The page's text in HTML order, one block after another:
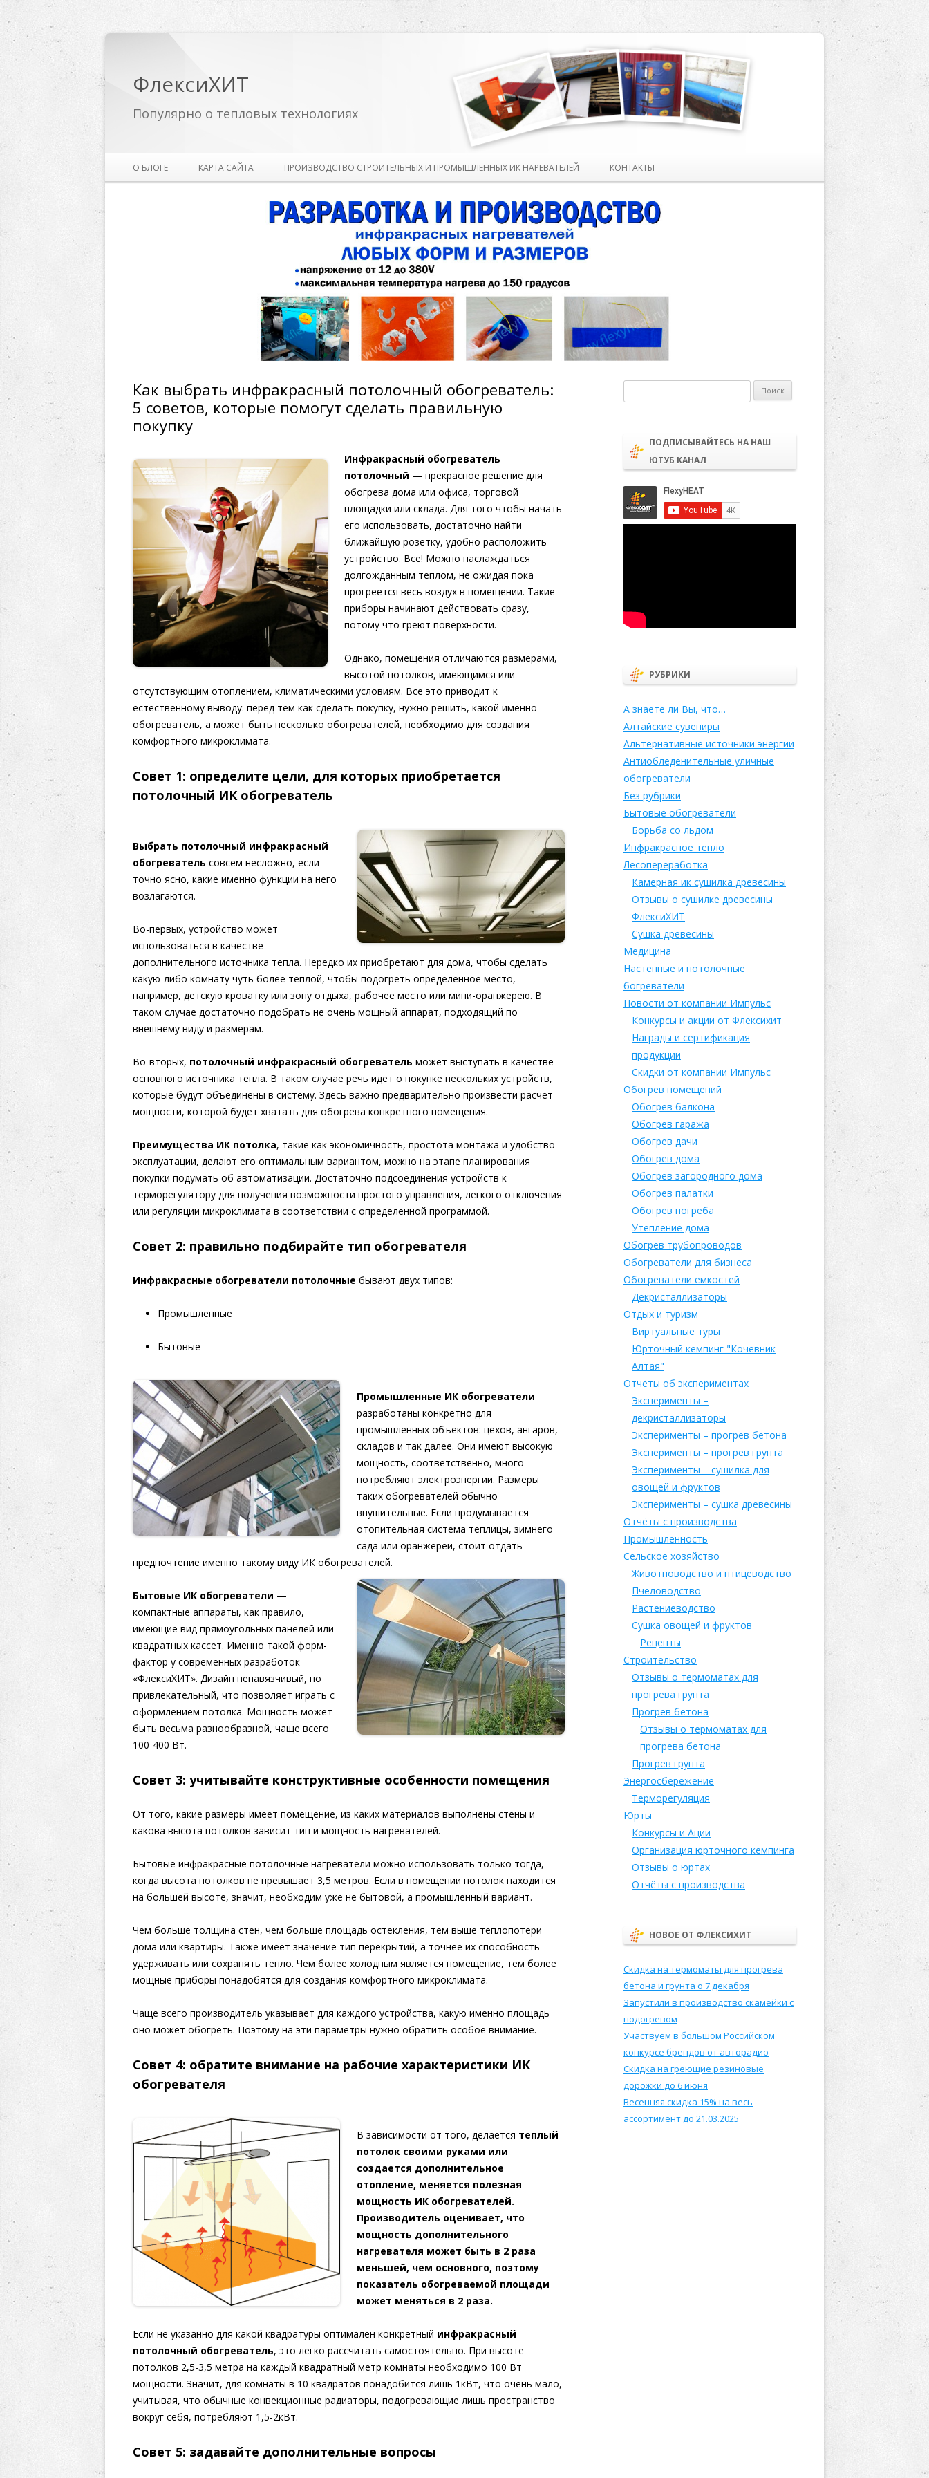
ФлексиХИТ
Популярно о тепловых технологиях
О БЛОГЕ КАРТА САЙТА ПРОИЗВОДСТВО СТРОИТЕЛЬНЫХ И ПРОМЫШЛЕННЫХ ИК НАРЕВАТЕЛЕЙ КОНТАКТЫ
Как выбрать инфракрасный потолочный обогреватель:
5 советов, которые помогут сделать правильную
покупку
Инфракрасный обогреватель
потолочный — прекрасное решение для
обогрева дома или офиса, торговой
площадки или склада. Для того чтобы начать
его использовать, достаточно найти
ближайшую розетку, удобно расположить
устройство. Все! Можно наслаждаться
долгожданным теплом, не ожидая пока
прогреется весь воздух в помещении. Такие
приборы начинают действовать сразу,
потому что греют поверхности.
Однако, помещения отличаются размерами,
высотой потолков, имеющимся или
отсутствующим отоплением, климатическими условиям. Все это приводит к
естественному выводу: перед тем как сделать покупку, нужно решить, какой именно
обогреватель, а может быть несколько обогревателей, необходимо для создания
комфортного микроклимата.
Совет 1: определите цели, для которых приобретается
потолочный ИК обогреватель
Выбрать потолочный инфракрасный
обогреватель совсем несложно, если
точно ясно, какие именно функции на него
возлагаются.
Во-первых, устройство может
использоваться в качестве
дополнительного источника тепла. Нередко их приобретают для дома, чтобы сделать
какую-либо комнату чуть более теплой, чтобы подогреть определенное место,
например, детскую кроватку или зону отдыха, рабочее место или мини-оранжерею. В
таком случае достаточно подобрать не очень мощный аппарат, подходящий по
внешнему виду и размерам.
Во-вторых, потолочный инфракрасный обогреватель может выступать в качестве
основного источника тепла. В таком случае речь идет о покупке нескольких устройств,
которые будут объединены в систему. Здесь важно предварительно произвести расчет
мощности, которой будет хватать для обогрева конкретного помещения.
Преимущества ИК потолка, такие как экономичность, простота монтажа и удобство
эксплуатации, делают его оптимальным вариантом, можно на этапе планирования
покупки подумать об автоматизации. Достаточно подсоединения устройств к
терморегулятору для получения возможности простого управления, легкого отключения
или регуляции микроклимата в соответствии с определенной программой.
Совет 2: правильно подбирайте тип обогревателя
Инфракрасные обогреватели потолочные бывают двух типов:
Промышленные
Бытовые
Промышленные ИК обогреватели
разработаны конкретно для
промышленных объектов: цехов, ангаров,
складов и так далее. Они имеют высокую
мощность, соответственно, много
потребляют электроэнергии. Размеры
таких обогревателей обычно
внушительные. Если продумывается
отопительная система теплицы, зимнего
сада или оранжереи, стоит отдать
предпочтение именно такому виду ИК обогревателей.
Бытовые ИК обогреватели —
компактные аппараты, как правило,
имеющие вид прямоугольных панелей или
квадратных кассет. Именно такой форм-
фактор у современных разработок
«ФлексиХИТ». Дизайн ненавязчивый, но
привлекательный, что позволяет играть с
оформлением потолка. Мощность может
быть весьма разнообразной, чаще всего
100-400 Вт.
Совет 3: учитывайте конструктивные особенности помещения
От того, какие размеры имеет помещение, из каких материалов выполнены стены и
какова высота потолков зависит тип и мощность нагревателей.
Бытовые инфракрасные потолочные нагреватели можно использовать только тогда,
когда высота потолков не превышает 3,5 метров. Если в помещении потолок находится
на большей высоте, значит, необходим уже не бытовой, а промышленный вариант.
Чем больше толщина стен, чем больше площадь остекления, тем выше теплопотери
дома или квартиры. Также имеет значение тип перекрытий, а точнее их способность
удерживать или сохранять тепло. Чем более холодным является помещение, тем более
мощные приборы понадобятся для создания комфортного микроклимата.
Чаще всего производитель указывает для каждого устройства, какую именно площадь
оно может обогреть. Поэтому на эти параметры нужно обратить особое внимание.
Совет 4: обратите внимание на рабочие характеристики ИК
обогревателя
В зависимости от того, делается теплый
потолок своими руками или
создается дополнительное
отопление, меняется полезная
мощность ИК обогревателей.
Производитель оценивает, что
мощность дополнительного
нагревателя может быть в 2 раза
меньшей, чем основного, поэтому
показатель обогреваемой площади
может меняться в 2 раза.
Если не указанно для какой квадратуры оптимален конкретный инфракрасный
потолочный обогреватель, это легко рассчитать самостоятельно. При высоте
потолков 2,5-3,5 метра на каждый квадратный метр комнаты необходимо 100 Вт
мощности. Значит, для комнаты в 10 квадратов понадобится лишь 1кВт, что очень мало,
учитывая, что обычные конвекционные радиаторы, подогревающие лишь пространство
вокруг себя, потребляют 1,5-2кВт.
Совет 5: задавайте дополнительные вопросы
ПОДПИСЫВАЙТЕСЬ НА НАШ
ЮТУБ КАНАЛ
РУБРИКИ
А знаете ли Вы, что…
Алтайские сувениры
Альтернативные источники энергии
Антиобледенительные уличные
обогреватели
Без рубрики
Бытовые обогреватели
Борьба со льдом
Инфракрасное тепло
Лесопереработка
Камерная ик сушилка древесины
Отзывы о сушилке древесины
ФлексиХИТ
Сушка древесины
Медицина
Настенные и потолочные
богреватели
Новости от компании Импульс
Конкурсы и акции от Флексихит
Награды и сертификация
продукции
Скидки от компании Импульс
Обогрев помещений
Обогрев балкона
Обогрев гаража
Обогрев дачи
Обогрев дома
Обогрев загородного дома
Обогрев палатки
Обогрев погреба
Утепление дома
Обогрев трубопроводов
Обогреватели для бизнеса
Обогреватели емкостей
Декристаллизаторы
Отдых и туризм
Виртуальные туры
Юрточный кемпинг "Кочевник
Алтая"
Отчёты об экспериментах
Эксперименты –
декристаллизаторы
Эксперименты – прогрев бетона
Эксперименты – прогрев грунта
Эксперименты – сушилка для
овощей и фруктов
Эксперименты – сушка древесины
Отчёты с производства
Промышленность
Сельское хозяйство
Животноводство и птицеводство
Пчеловодство
Растениеводство
Сушка овощей и фруктов
Рецепты
Строительство
Отзывы о термоматах для
прогрева грунта
Прогрев бетона
Отзывы о термоматах для
прогрева бетона
Прогрев грунта
Энергосбережение
Терморегуляция
Юрты
Конкурсы и Ации
Организация юрточного кемпинга
Отзывы о юртах
Отчёты с производства
НОВОЕ ОТ ФЛЕКСИХИТ
Скидка на термоматы для прогрева
бетона и грунта о 7 декабря
Запустили в производство скамейки с
подогревом
Участвуем в большом Российском
конкурсе брендов от авторадио
Скидка на греющие резиновые
дорожки до 6 июня
Весенняя скидка 15% на весь
ассортимент до 21.03.2025